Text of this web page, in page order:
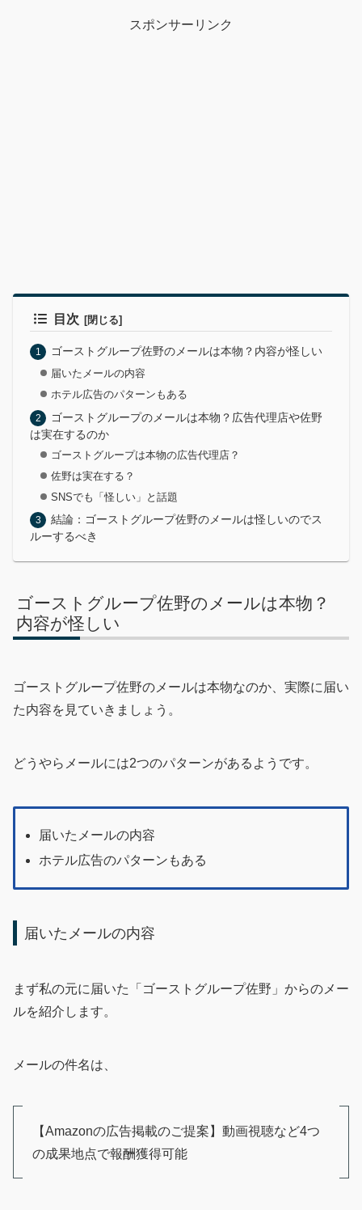
スポンサーリンク
目次
ゴーストグループ佐野のメールは本物？内容が怪しい
届いたメールの内容
ホテル広告のパターンもある
ゴーストグループのメールは本物？広告代理店や佐野
は実在するのか
ゴーストグループは本物の広告代理店？
佐野は実在する？
SNSでも「怪しい」と話題
結論：ゴーストグループ佐野のメールは怪しいのでス
ルーするべき
ゴーストグループ佐野のメールは本物？
内容が怪しい
ゴーストグループ佐野のメールは本物なのか、実際に届い
た内容を見ていきましょう。
どうやらメールには2つのパターンがあるようです。
届いたメールの内容
ホテル広告のパターンもある
届いたメールの内容
まず私の元に届いた「ゴーストグループ佐野」からのメー
ルを紹介します。
メールの件名は、
【Amazonの広告掲載のご提案】動画視聴など4つ
の成果地点で報酬獲得可能